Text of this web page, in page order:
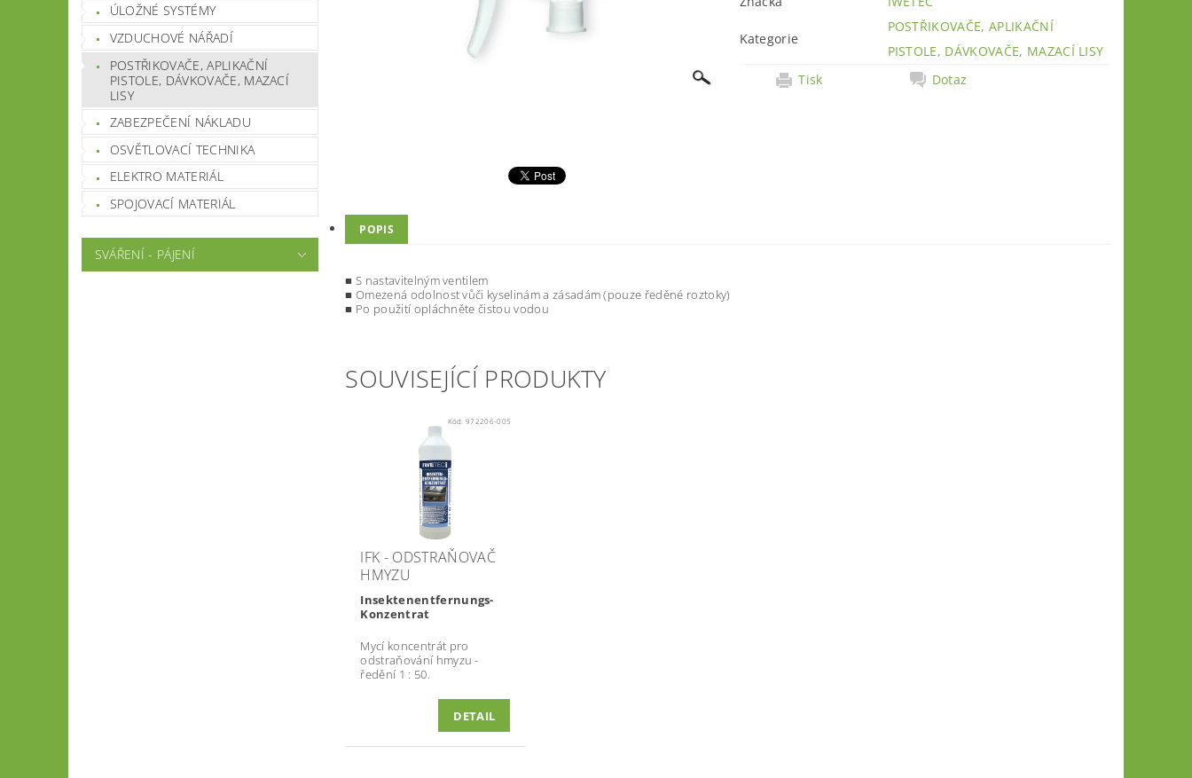
ÚLOŽNÉ SYSTÉMY
VZDUCHOVÉ NÁŘADÍ
POSTŘIKOVAČE, APLIKAČNÍ
PISTOLE, DÁVKOVAČE, MAZACÍ
LISY
ZABEZPEČENÍ NÁKLADU
OSVĚTLOVACÍ TECHNIKA
ELEKTRO MATERIÁL
SPOJOVACÍ MATERIÁL
SVÁŘENÍ - PÁJENÍ
Kategorie
POSTŘIKOVAČE, APLIKAČNÍ
PISTOLE, DÁVKOVAČE, MAZACÍ LISY
Tisk
Dotaz
POPIS
■ S nastavitelným ventilem
■ Omezená odolnost vůči kyselinám a zásadám (pouze ředěné roztoky)
■ Po použití opláchněte čistou vodou
SOUVISEJÍCÍ PRODUKTY
Kód:972206-005
IFK - ODSTRAŇOVAČ
HMYZU
Insektenentfernungs-
Konzentrat
Mycí koncentrát pro
odstraňování hmyzu -
ředění 1 : 50.
DETAIL